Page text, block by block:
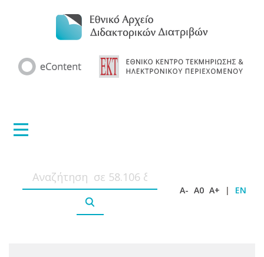
A- A0 A+ | EN